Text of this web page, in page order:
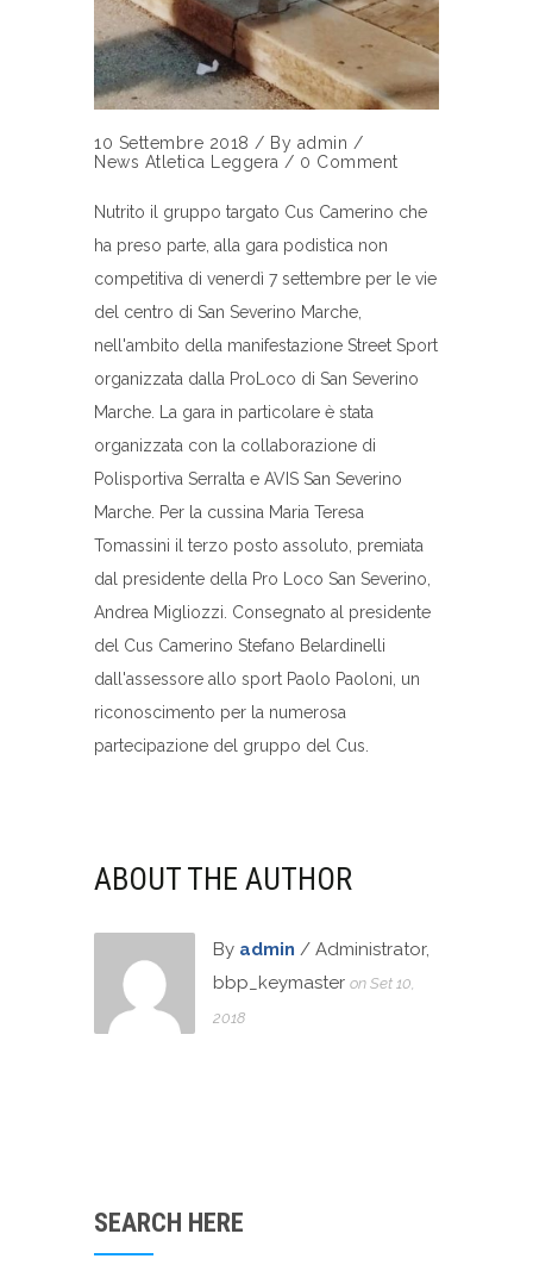
10 Settembre 2018 / By admin /
News Atletica Leggera / 0 Comment
Nutrito il gruppo targato Cus Camerino che
ha preso parte, alla gara podistica non
competitiva di venerdì 7 settembre per le vie
del centro di San Severino Marche,
nell'ambito della manifestazione Street Sport
organizzata dalla ProLoco di San Severino
Marche. La gara in particolare è stata
organizzata con la collaborazione di
Polisportiva Serralta e AVIS San Severino
Marche. Per la cussina Maria Teresa
Tomassini il terzo posto assoluto, premiata
dal presidente della Pro Loco San Severino,
Andrea Migliozzi. Consegnato al presidente
del Cus Camerino Stefano Belardinelli
dall'assessore allo sport Paolo Paoloni, un
riconoscimento per la numerosa
partecipazione del gruppo del Cus.
ABOUT THE AUTHOR
By admin / Administrator,
bbp_keymaster on Set 10,
2018
SEARCH HERE